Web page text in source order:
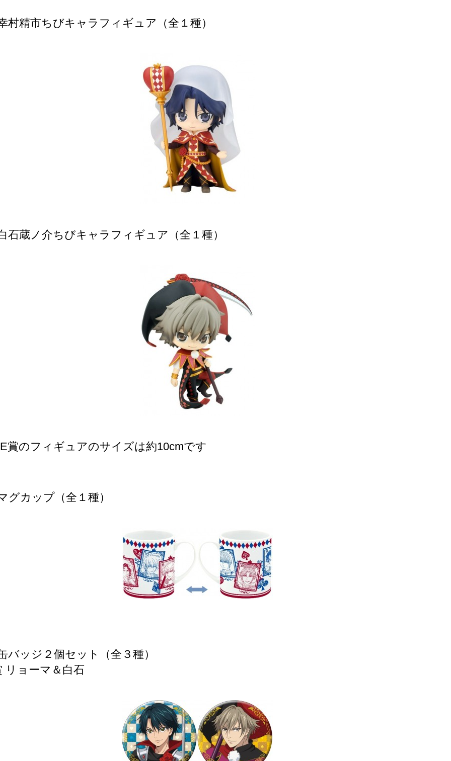
村精市ちびキャラフィギュア（全１種）
石蔵ノ介ちびキャラフィギュア（全１種）
のフィギュアのサイズは約10cmです
グカップ（全１種）
バッジ２個セット（全３種）
ョーマ＆白石